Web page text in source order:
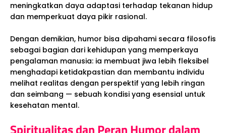
meningkatkan daya adaptasi terhadap tekanan hidup
dan memperkuat daya pikir rasional.
Dengan demikian, humor bisa dipahami secara filosofis
sebagai bagian dari kehidupan yang memperkaya
pengalaman manusia: ia membuat jiwa lebih fleksibel
menghadapi ketidakpastian dan membantu individu
melihat realitas dengan perspektif yang lebih ringan
dan seimbang — sebuah kondisi yang esensial untuk
kesehatan mental.